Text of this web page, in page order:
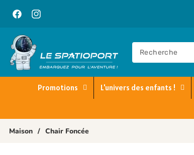
Passer Au
Contenu
FacebookInstagram
Promotions L'univers des enfants !
Maison / Chair Foncée